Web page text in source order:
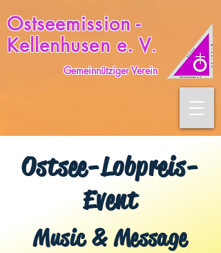
Ostseemission -
Kellenhusen e. V.
Gemeinnütziger Verein
Ostsee-Lobpreis-
Event
Music & Message